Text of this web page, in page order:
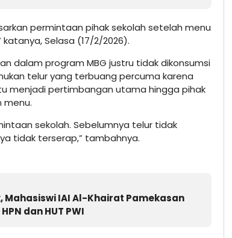
permintaan pihak sekolah setelah menu
Selasa (17/2/2026).
dalam program MBG justru tidak dikonsumsi
telur yang terbuang percuma karena
menjadi pertimbangan utama hingga pihak
menu.
sekolah. Sebelumnya telur tidak
tidak terserap,” tambahnya.
Mahasiswi IAI Al-Khairat Pamekasan
dan HUT PWI